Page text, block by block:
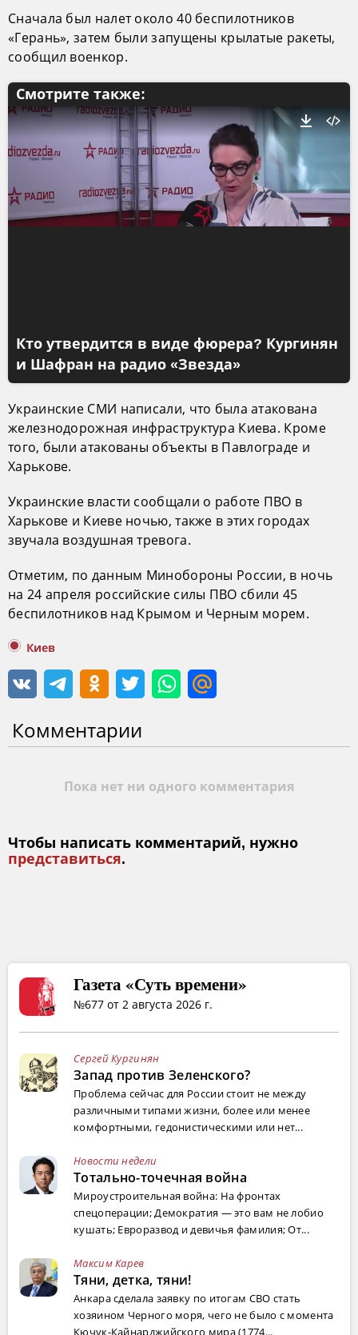
Сначала был налет около 40 беспилотников
«Герань», затем были запущены крылатые ракеты,
сообщил военкор.
Смотрите также:
Кто утвердится в виде фюрера? Кургинян
и Шафран на радио «Звезда»
Украинские СМИ написали, что была атакована
железнодорожная инфраструктура Киева. Кроме
того, были атакованы объекты в Павлограде и
Харькове.
Украинские власти сообщали о работе ПВО в
Харькове и Киеве ночью, также в этих городах
звучала воздушная тревога.
Отметим, по данным Минобороны России, в ночь
на 24 апреля российские силы ПВО сбили 45
беспилотников над Крымом и Черным морем.
Киев
Комментарии
Пока нет ни одного комментария
Чтобы написать комментарий, нужно
представиться.
Газета «Суть времени»
№677 от 2 августа 2026 г.
Сергей Кургинян
Запад против Зеленского?
Проблема сейчас для России стоит не между
различными типами жизни, более или менее
комфортными, гедонистическими или нет...
Новости недели
Тотально-точечная война
Мироустроительная война: На фронтах
спецоперации; Демократия — это вам не лобио
кушать; Евроразвод и девичья фамилия; От...
Максим Карев
Тяни, детка, тяни!
Анкара сделала заявку по итогам СВО стать
хозяином Черного моря, чего не было с момента
Кючук-Кайнарджийского мира (1774...